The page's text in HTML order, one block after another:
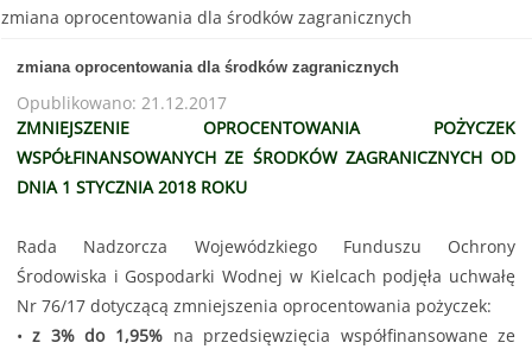
zmiana oprocentowania dla środków zagranicznych
zmiana oprocentowania dla środków zagranicznych
Opublikowano: 21.12.2017
ZMNIEJSZENIE OPROCENTOWANIA POŻYCZEK
WSPÓŁFINANSOWANYCH ZE ŚRODKÓW ZAGRANICZNYCH OD
DNIA 1 STYCZNIA 2018 ROKU
Rada Nadzorcza Wojewódzkiego Funduszu Ochrony
Środowiska i Gospodarki Wodnej w Kielcach podjęła uchwałę
Nr 76/17 dotyczącą zmniejszenia oprocentowania pożyczek:
•z 3% do 1,95% na przedsięwzięcia współfinansowane ze